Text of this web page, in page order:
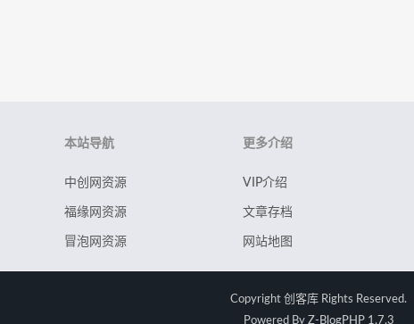
本站导航
中创网资源
福缘网资源
冒泡网资源
更多介绍
VIP介绍
文章存档
网站地图
Copyright 创客库 Rights Reserved.
Powered By Z-BlogPHP 1.7.3